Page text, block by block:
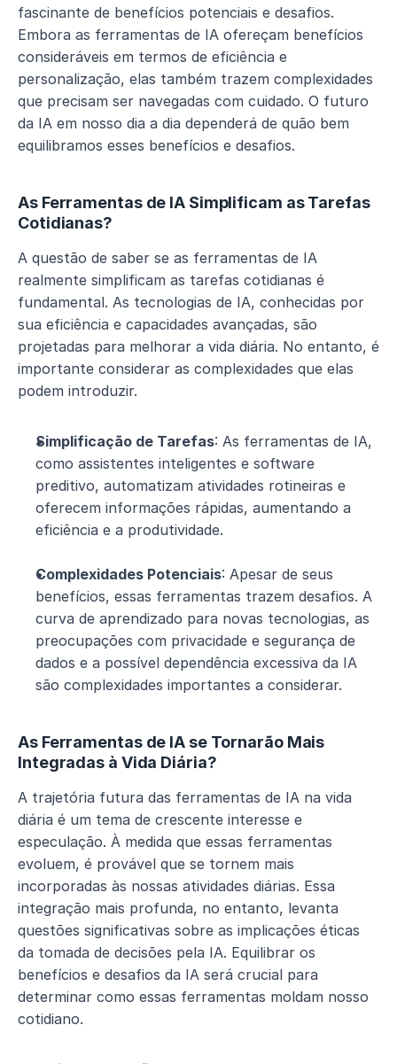
fascinante de benefícios potenciais e desafios.
Embora as ferramentas de IA ofereçam benefícios
consideráveis em termos de eficiência e
personalização, elas também trazem complexidades
que precisam ser navegadas com cuidado. O futuro
da IA em nosso dia a dia dependerá de quão bem
equilibramos esses benefícios e desafios.
As Ferramentas de IA Simplificam as Tarefas
Cotidianas?
A questão de saber se as ferramentas de IA
realmente simplificam as tarefas cotidianas é
fundamental. As tecnologias de IA, conhecidas por
sua eficiência e capacidades avançadas, são
projetadas para melhorar a vida diária. No entanto, é
importante considerar as complexidades que elas
podem introduzir.
Simplificação de Tarefas: As ferramentas de IA,
como assistentes inteligentes e software
preditivo, automatizam atividades rotineiras e
oferecem informações rápidas, aumentando a
eficiência e a produtividade.
Complexidades Potenciais: Apesar de seus
benefícios, essas ferramentas trazem desafios. A
curva de aprendizado para novas tecnologias, as
preocupações com privacidade e segurança de
dados e a possível dependência excessiva da IA
são complexidades importantes a considerar.
As Ferramentas de IA se Tornarão Mais
Integradas à Vida Diária?
A trajetória futura das ferramentas de IA na vida
diária é um tema de crescente interesse e
especulação. À medida que essas ferramentas
evoluem, é provável que se tornem mais
incorporadas às nossas atividades diárias. Essa
integração mais profunda, no entanto, levanta
questões significativas sobre as implicações éticas
da tomada de decisões pela IA. Equilibrar os
benefícios e desafios da IA será crucial para
determinar como essas ferramentas moldam nosso
cotidiano.